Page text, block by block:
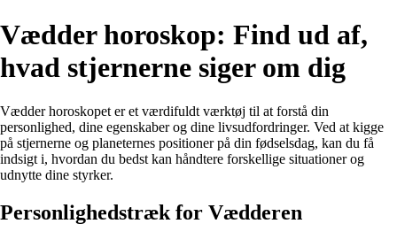
Vædder horoskop: Find ud af,
hvad stjernerne siger om dig
Vædder horoskopet er et værdifuldt værktøj til at forstå din
personlighed, dine egenskaber og dine livsudfordringer. Ved at kigge
på stjernerne og planeternes positioner på din fødselsdag, kan du få
indsigt i, hvordan du bedst kan håndtere forskellige situationer og
udnytte dine styrker.
Personlighedstræk for Vædderen